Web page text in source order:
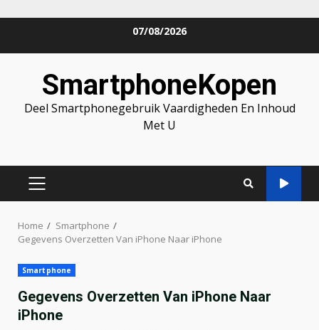
07/08/2026
SmartphoneKopen
Deel Smartphonegebruik Vaardigheden En Inhoud
Met U
PRIMARY
Home
Smartphone
Gegevens Overzetten Van iPhone Naar iPhone
Smartphone
Gegevens Overzetten Van iPhone Naar
iPhone